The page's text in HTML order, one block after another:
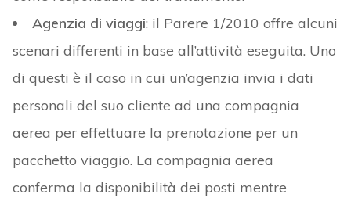
Agenzia di viaggi: il Parere 1/2010 offre alcuni
scenari differenti in base all’attività eseguita. Uno
di questi è il caso in cui un’agenzia invia i dati
personali del suo cliente ad una compagnia
aerea per effettuare la prenotazione per un
pacchetto viaggio. La compagnia aerea
conferma la disponibilità dei posti mentre